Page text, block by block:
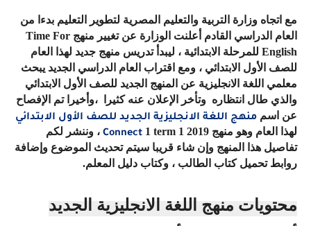
مع اتجاه وزارة التربية والتعليم المصرية لتطوير التعليم بدءا من
العام الدراسي القادم أعلنت الوزارة عن تغيير منهج Time For
English للمرحلة الابتدائية ، ليبدأ تدريس منهج جديد لهذا العام
للصف الأول الابتدائي ، ومع اقتراب العام الدراسي الجديد يبحث
معلمي اللغة الانجليزية عن المنهج الجديد للصف الأول الابتدائي
والذي طال انتظاره وتأخر الإعلان عنه كثيرا
،وأخيرا تم الإفصاح
عن اسم منهج اللغة الانجليزية الجديد للصف الأول الابتدائي
لهذا العام وهو منهج Connect 1 term 1 2019
، وننشر لكم
تفاصيل هذا المنهج وإن شاء قريبا سيتم تحديث الموضوع وإضافة
روابط تحميل كتاب الطالب ، وكتاب دليل المعلم.
محتويات منهج اللغة الانجليزية الجديد